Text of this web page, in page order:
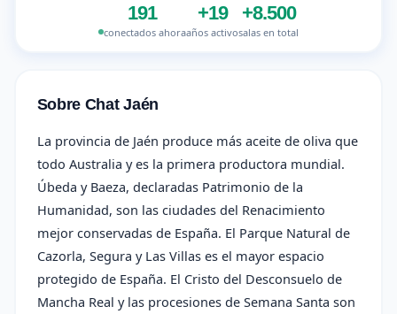
191
conectados ahora
+19
años activo
+8.500
salas en total
Sobre Chat Jaén
La provincia de Jaén produce más aceite de oliva que
todo Australia y es la primera productora mundial.
Úbeda y Baeza, declaradas Patrimonio de la
Humanidad, son las ciudades del Renacimiento
mejor conservadas de España. El Parque Natural de
Cazorla, Segura y Las Villas es el mayor espacio
protegido de España. El Cristo del Desconsuelo de
Mancha Real y las procesiones de Semana Santa son